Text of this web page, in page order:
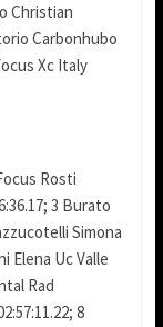
Christian
Carbonhubo
Xc Italy
Rosti
3 Burato
Simona
Elena Uc Valle
Rad
8